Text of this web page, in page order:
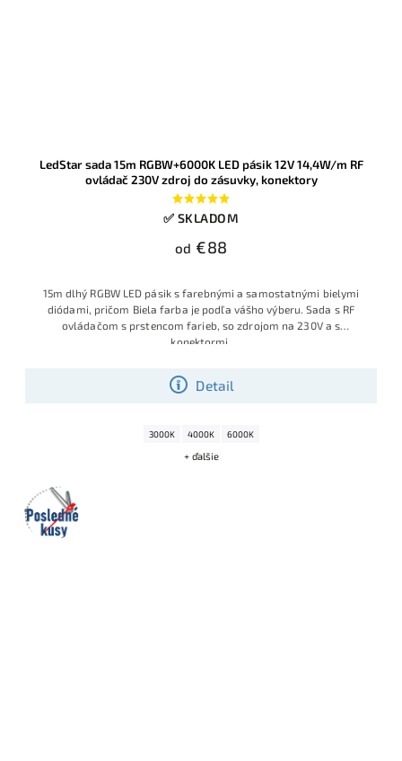
LedStar sada 15m RGBW+6000K LED pásik 12V 14,4W/m RF
ovládač 230V zdroj do zásuvky, konektory
✅ SKLADOM
od €88
Detail
15m dlhý RGBW LED pásik s farebnými a samostatnými bielymi
diódami, pričom Biela farba je podľa vášho výberu. Sada s RF
ovládačom s prstencom farieb, so zdrojom na 230V a s
konektormi.
3000K 4000K 6000K
+ ďalšie
Posledné
kusy